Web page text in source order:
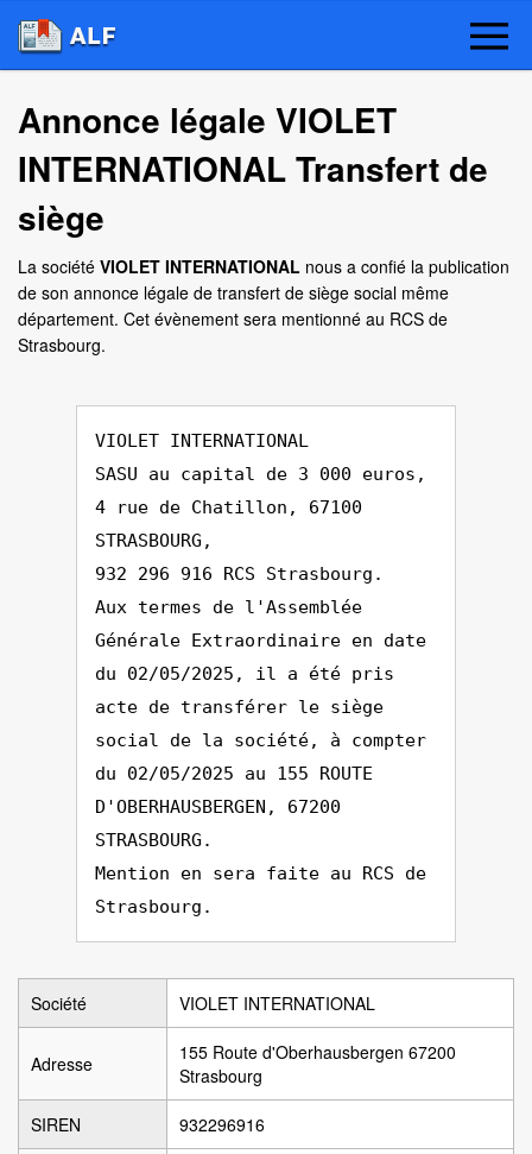
Annonce légale VIOLET
INTERNATIONAL Transfert de
siège
La société VIOLET INTERNATIONAL nous a confié la publication
de son annonce légale de transfert de siège social même
département. Cet évènement sera mentionné au RCS de
Strasbourg.
VIOLET INTERNATIONAL
SASU au capital de 3 000 euros,
4 rue de Chatillon, 67100
STRASBOURG,
932 296 916 RCS Strasbourg.
Aux termes de l'Assemblée
Générale Extraordinaire en date
du 02/05/2025, il a été pris
acte de transférer le siège
social de la société, à compter
du 02/05/2025 au 155 ROUTE
D'OBERHAUSBERGEN, 67200
STRASBOURG.
Mention en sera faite au RCS de
Strasbourg.
Société VIOLET INTERNATIONAL
Adresse
155 Route d'Oberhausbergen 67200
Strasbourg
SIREN 932296916